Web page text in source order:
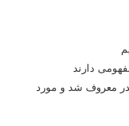
دارند
معروف شد و مورد